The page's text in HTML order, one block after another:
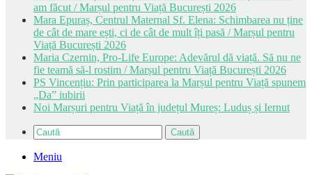
am făcut / Marșul pentru Viață București 2026
Mara Epuraș, Centrul Maternal Sf. Elena: Schimbarea nu ține
de cât de mare ești, ci de cât de mult îți pasă / Marșul pentru
Viață București 2026
Maria Czernin, Pro-Life Europe: Adevărul dă viață. Să nu ne
fie teamă să-l rostim / Marșul pentru Viață București 2026
PS Vincențiu: Prin participarea la Marșul pentru Viață spunem
„Da” iubirii
Noi Marșuri pentru Viață în județul Mureș: Luduș și Iernut
Caută
Meniu